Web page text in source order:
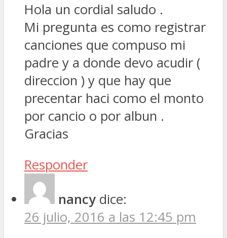
Hola un cordial saludo .
Mi pregunta es como registrar
canciones que compuso mi
padre y a donde devo acudir (
direccion ) y que hay que
precentar haci como el monto
por cancio o por albun .
Gracias
Responder
nancy dice:
26 julio, 2016 a las 12:45 pm